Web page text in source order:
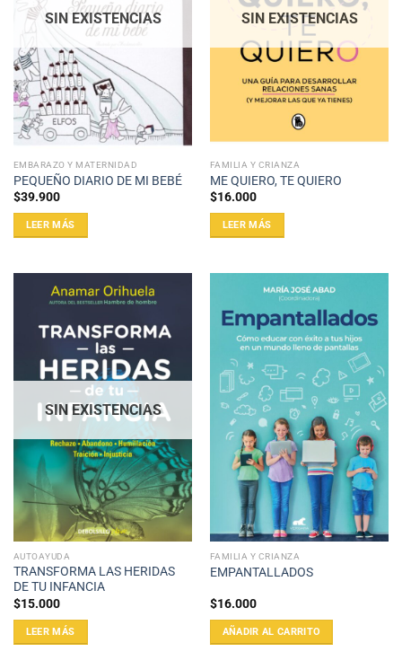
SIN EXISTENCIAS
EMBARAZO Y MATERNIDAD
PEQUEÑO DIARIO DE MI BEBÉ
$39.900
LEER MÁS
SIN EXISTENCIAS
FAMILIA Y CRIANZA
ME QUIERO, TE QUIERO
$16.000
LEER MÁS
SIN EXISTENCIAS
AUTOAYUDA
TRANSFORMA LAS HERIDAS
DE TU INFANCIA
$15.000
LEER MÁS
FAMILIA Y CRIANZA
EMPANTALLADOS
$16.000
AÑADIR AL CARRITO